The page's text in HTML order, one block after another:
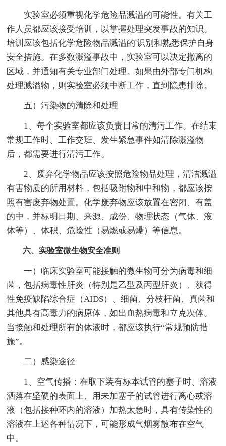
实验室必须重视化学危险品溅溢的可能性。有关工
作人员都应该接受培训，以掌握处理突发事故的知识。
培训应该包括化学危险物品溅溢的'识别和熟悉保护自身
安全措施。在多数溅溢事故中，实验室可以决定撤离的
区域，并通知有关专业部门处理。如果由外部专门机构
处理溅溢物，则实验室必须中断工作，直到隐患排除。
五）污染物的清除和处理
1、每个实验室都应该负责日常的清污工作。在结束
常规工作时、工作交班、发生紧急事件如清除溅溢物
后，都需要进行清污工作。
2、废弃化学物品应该按照危险物品处理，清洁溅溢
有害物质的所用材料，包括吸附物和中和物，都应该按
照有害废弃物处置。化学废弃物应该放置在密闭、有盖
的中，并标明日期、来源、成份、物理状态（气体、液
体等）、体积、危险性（易燃或易爆）等信息。
六、实验室微生物安全准则
一）临床实验室可能接触的微生物可分为病毒和细
菌，包括病毒性肝炎（特别是乙型及丙型肝炎）、获得
性免疫缺陷综合症（AIDS）、细菌、分枝杆菌、真菌和
其他具有高毒力的病原体，如出血热病毒和立克次体。
当接触和处理所有的体液时，都应该执行“常规预防措
施”。
二）感染途径
1、空气传播：在取下装有标本试管的塞子时、溶液
洒落在坚硬的表面上、用未加塞子的试管进行离心或溶
液（包括接种环内的溶液）加热太急时，具有传染性的
溶液在上述各种情况下，可能形成气烟雾散布在空气
中。